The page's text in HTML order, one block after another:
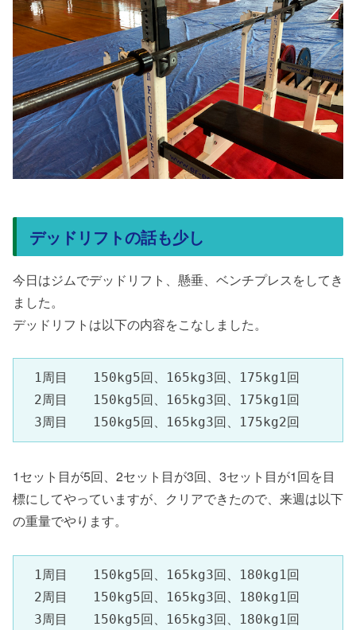
デッドリフトの話も少し
今日はジムでデッドリフト、懸垂、ベンチプレスをしてき
ました。
デッドリフトは以下の内容をこなしました。
1周目　　150kg5回、165kg3回、175kg1回
2周目　　150kg5回、165kg3回、175kg1回
3周目　　150kg5回、165kg3回、175kg2回
1セット目が5回、2セット目が3回、3セット目が1回を目
標にしてやっていますが、クリアできたので、来週は以下
の重量でやります。
1周目　　150kg5回、165kg3回、180kg1回
2周目　　150kg5回、165kg3回、180kg1回
3周目　　150kg5回、165kg3回、180kg1回